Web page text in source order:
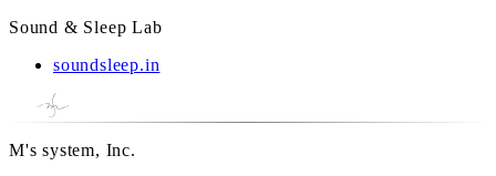
Sound & Sleep Lab
soundsleep.in
M's system, Inc.